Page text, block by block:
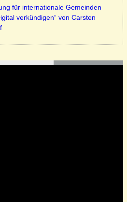
für internationale Gemeinden
verkündigen“ von Carsten